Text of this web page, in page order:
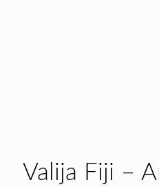
Valija Fiji –